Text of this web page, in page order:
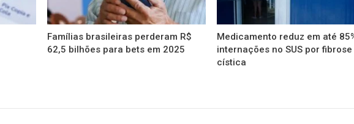
Famílias brasileiras perderam R$
62,5 bilhões para bets em 2025
Medicamento reduz em até
internações no SUS por fibrose
cística